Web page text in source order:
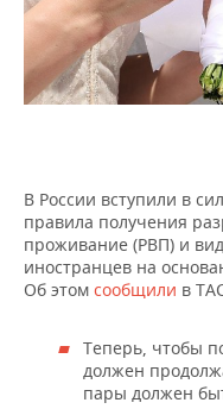
НЕФТЕХИМИЯ
НЕФТЬ
РОЗНИЧНАЯ
ТРАНСПОРТ
НОВОСТИ
IT
МЕРОПРИЯТИЯ
НОВОСТИ
БИЗНЕС-БРАНЧИ
ONLINE-
СПОРТ
ФУТБОЛ
ХОККЕЙ
ВОЛЕЙБОЛ
НОВОСТИ
ВЛАСТЬ
ИСТОРИЯ
ФОТОГАЛЕРЕЯ
СЮЖЕТЫ
СПИСОК ПЕРСОН
ПОЛНАЯ ВЕРСИЯ
В России вступили в
правила получения
проживание (РВП) и
иностранцев на
Об этом сообщили в
Теперь, чтобы
должен
пары должен